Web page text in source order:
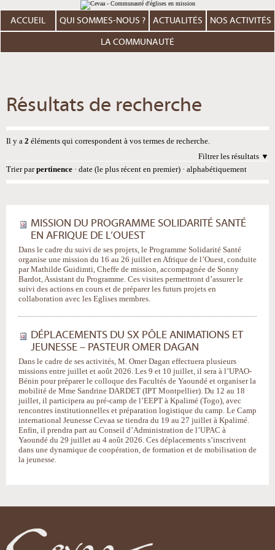
au
contenu.
Aller
personnels
ACCUEIL QUI SOMMES-NOUS ? ACTUALITÉS NOS ACTIVITÉS
LA COMMUNAUTÉ
Résultats de recherche
Il y a 2 éléments qui correspondent à vos termes de recherche.
Filtrer les résultats
Trier par pertinence · date (le plus récent en premier) · alphabétiquement
MISSION DU PROGRAMME SOLIDARITÉ SANTÉ
EN AFRIQUE DE L’OUEST
Dans le cadre du suivi de ses projets, le Programme Solidarité Santé
organise une mission du 16 au 26 juillet en Afrique de l’Ouest, conduite
par Mathilde Guidimti, Cheffe de mission, accompagnée de Sonny
Bardot, Assistant du Programme. Ces visites permettront d’assurer le
suivi des actions en cours et de préparer les futurs projets en
collaboration avec les Eglises membres.
DÉPLACEMENTS DU SX PÔLE ANIMATIONS ET
JEUNESSE – PASTEUR OMER DAGAN
Dans le cadre de ses activités, M. Omer Dagan effectuera plusieurs
missions entre juillet et août 2026. Les 9 et 10 juillet, il sera à l’UPAO-
Bénin pour préparer le colloque des Facultés de Yaoundé et organiser la
mobilité de Mme Sandrine DARDET (IPT Montpellier). Du 12 au 18
juillet, il participera au pré-camp de l’EEPT à Kpalimé (Togo), avec
rencontres institutionnelles et préparation logistique du camp. Le Camp
international Jeunesse Cevaa se tiendra du 19 au 27 juillet à Kpalimé.
Enfin, il prendra part au Conseil d’Administration de l’UPAC à
Yaoundé du 29 juillet au 4 août 2026. Ces déplacements s’inscrivent
dans une dynamique de coopération, de formation et de mobilisation de
la jeunesse.